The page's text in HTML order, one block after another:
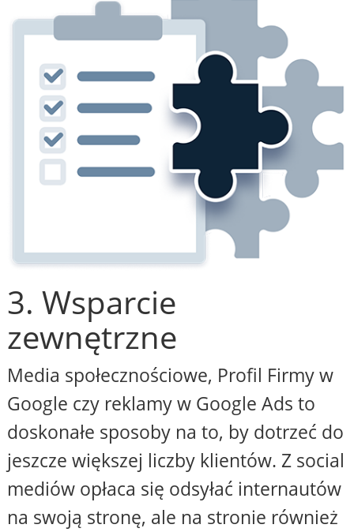
3. Wsparcie
zewnętrzne
Media społecznościowe, Profil Firmy w
Google czy reklamy w Google Ads to
doskonałe sposoby na to, by dotrzeć do
jeszcze większej liczby klientów. Z social
mediów opłaca się odsyłać internautów
na swoją stronę, ale na stronie również